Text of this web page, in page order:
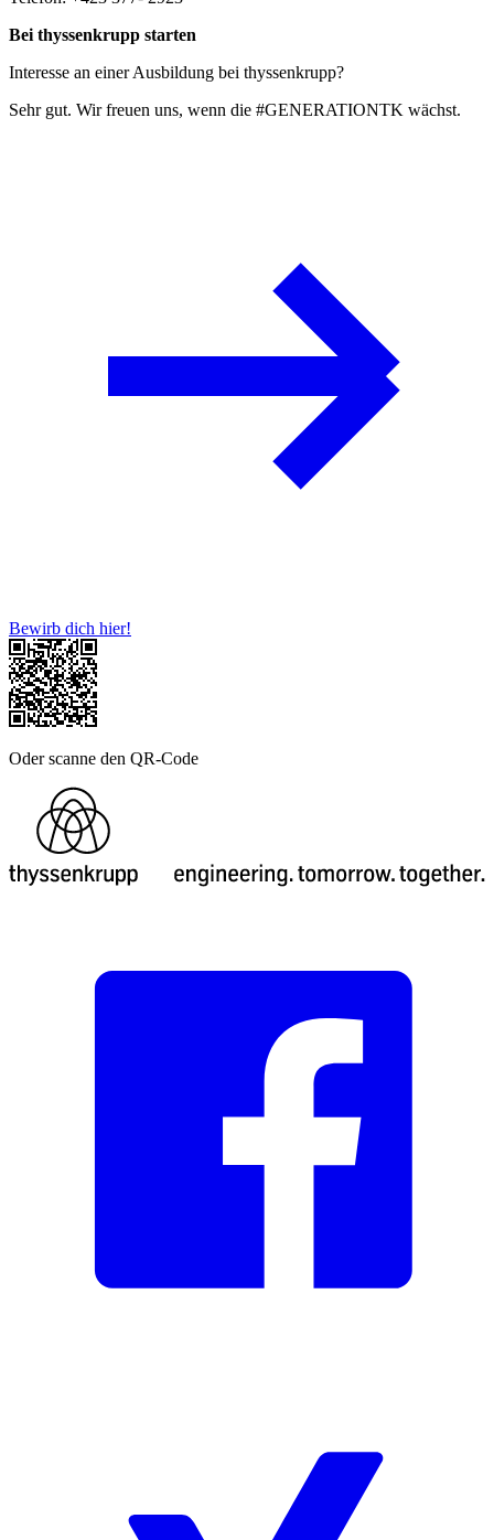
Bei thyssenkrupp starten
Interesse an einer Ausbildung bei thyssenkrupp?
Sehr gut. Wir freuen uns, wenn die #GENERATIONTK wächst.
Bewirb dich hier!
Oder scanne den QR-Code